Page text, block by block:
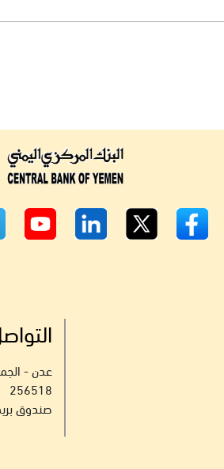
عدن -
256518
صندوق بريد 452 - كريتر - عدن - الجمهورية